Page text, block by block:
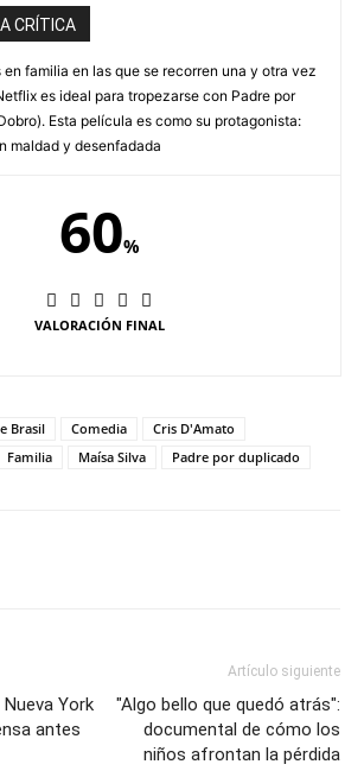
CRÍTICA
en familia en las que se recorren una y otra vez
es ideal para tropezarse con Padre por
Esta película es como su protagonista:
maldad y desenfadada
60%
VALORACIÓN FINAL
Brasil Comedia
Cris D'Amato
Familia Maísa Silva Padre por duplicado
York
antes
Artículo siguiente
"Algo bello que quedó atrás":
documental de cómo los
niños afrontan la pérdida